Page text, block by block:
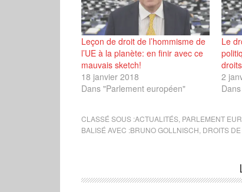
Leçon de droit de l’hommisme de
l’UE à la planète: en finir avec ce
mauvais sketch!
18 janvier 2018
Dans "Parlement européen"
Le
2
CLASSÉ SOUS :ACTUALITÉS PARLEMENT
BALISÉ AVEC :BRUNO GOLLNISCH DROITS DE